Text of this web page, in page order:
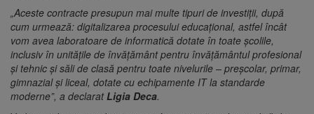
„Aceste contracte presupun mai multe tipuri de investiții, după
cum urmează: digitalizarea procesului educațional, astfel încât
vom avea laboratoare de informatică dotate în toate școlile,
inclusiv în unitățile de învățământ pentru învățământul profesional
și tehnic și săli de clasă pentru toate nivelurile – preșcolar, primar,
gimnazial și liceal, dotate cu echipamente IT la standarde
moderne”, a declaratLigia Deca.